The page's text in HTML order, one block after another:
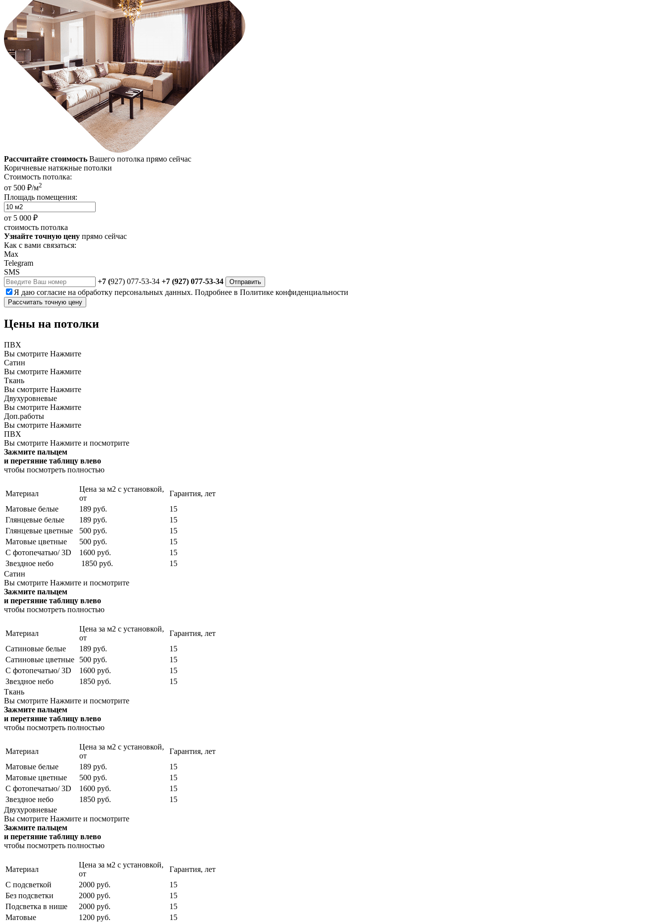
Рассчитайте стоимость Вашего потолка прямо сейчас
Коричневые натяжные потолки
Стоимость потолка:
от 500 ₽/м2
Площадь помещения:
от 5 000 ₽
стоимость потолка
Узнайте точную цену прямо сейчас
Как с вами связаться:
Max
Telegram
SMS
+7 (927) 077-53-34 +7 (927) 077-53-34 Отправить
Я даю согласие на обработку персональных данных. Подробнее в Политике конфиденциальности
Рассчитать точную цену
Цены на потолки
ПВХ
Вы смотрите Нажмите
Сатин
Вы смотрите Нажмите
Ткань
Вы смотрите Нажмите
Двухуровневые
Вы смотрите Нажмите
Доп.работы
Вы смотрите Нажмите
ПВХ
Вы смотрите Нажмите и посмотрите
Зажмите пальцем
и перетяние таблицу влево
чтобы посмотреть полностью
Материал
Цена за м2 с установкой,
от
Гарантия, лет
Матовые белые
189 руб.
15
Глянцевые белые
189 руб.
15
Глянцевые цветные
500 руб.
15
Матовые цветные
500 руб.
15
С фотопечатью/ 3D
1600 руб.
15
Звездное небо
1850 руб.
15
Сатин
Вы смотрите Нажмите и посмотрите
Зажмите пальцем
и перетяние таблицу влево
чтобы посмотреть полностью
Материал
Цена за м2 с установкой,
от
Гарантия, лет
Сатиновые белые
189 руб.
15
Сатиновые цветные
500 руб.
15
С фотопечатью/ 3D
1600 руб.
15
Звездное небо
1850 руб.
15
Ткань
Вы смотрите Нажмите и посмотрите
Зажмите пальцем
и перетяние таблицу влево
чтобы посмотреть полностью
Материал
Цена за м2 с установкой,
от
Гарантия, лет
Матовые белые
189 руб.
15
Матовые цветные
500 руб.
15
С фотопечатью/ 3D
1600 руб.
15
Звездное небо
1850 руб.
15
Двухуровневые
Вы смотрите Нажмите и посмотрите
Зажмите пальцем
и перетяние таблицу влево
чтобы посмотреть полностью
Материал
Цена за м2 с установкой,
от
Гарантия, лет
С подсветкой
2000 руб.
15
Без подсветки
2000 руб.
15
Подсветка в нише
2000 руб.
15
Матовые
1200 руб. 15